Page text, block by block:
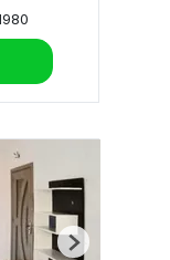
Next